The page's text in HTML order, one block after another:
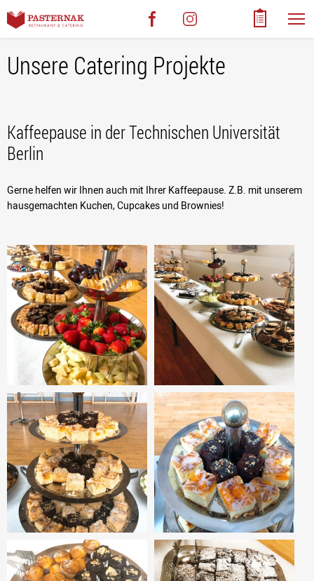
Unsere Catering Projekte
Kaffeepause in der Technischen Universität
Berlin
Gerne helfen wir Ihnen auch mit Ihrer Kaffeepause. Z.B. mit unserem
hausgemachten Kuchen, Cupcakes und Brownies!